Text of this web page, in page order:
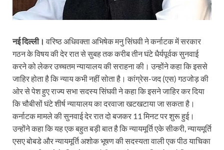
नई दिल्ली। वरिष्ठ अधिवक्ता अभिषेक मनु सिंघवी ने कर्नाटक में सरकार
गठन के विषय की देर रात से सुबह तक करीब तीन घंटे धैर्यपूर्वक सुनवाई
करने को लेकर उच्चतम न्यायालय की सराहना की। उन्होंने कहा कि इससे
जाहिर होता है कि न्याय कभी नहीं सोता है। कांग्रेस-जद (एस) गठजोड़ की
ओर से पेश हुए राज्य सभा सदस्य सिंघवी ने कहा कि इसने जाहिर कर दिया
कि चौबीसों घंटे शीर्ष न्यायालय का दरवाजा खटखटाया जा सकता है।
कर्नाटक मामले की सुनवाई देर रात दो बजकर 11 मिनट पर शुरू हुई।
उन्होंने कहा कि यह एक बहुत बड़ी बात है कि न्यायमूर्ति एके सीकरी, न्यायमूर्ति
एसए बोबडे और न्यायमूर्ति अशोक भूषण की सदस्यता वाली एक पीठ याचिका